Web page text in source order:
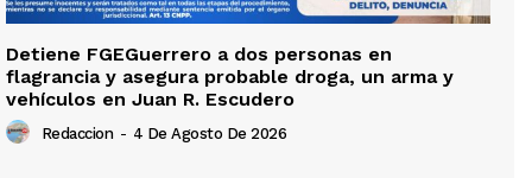
Detiene FGEGuerrero a dos personas en
flagrancia y asegura probable droga, un arma y
vehículos en Juan R. Escudero
Redaccion - 4 De Agosto De 2026